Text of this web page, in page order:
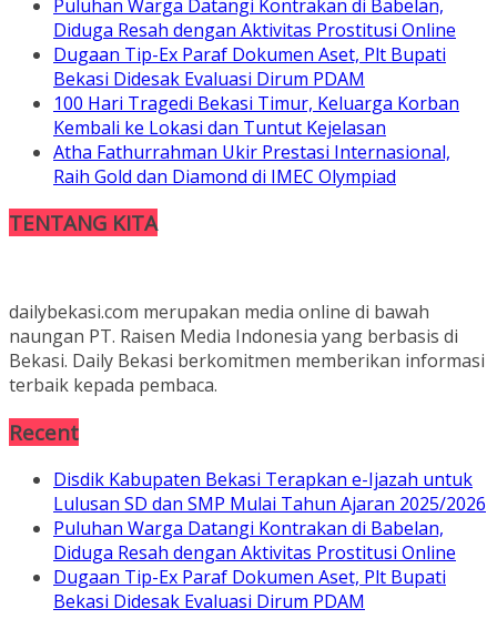
Puluhan Warga Datangi Kontrakan di Babelan,
Diduga Resah dengan Aktivitas Prostitusi Online
Dugaan Tip-Ex Paraf Dokumen Aset, Plt Bupati
Bekasi Didesak Evaluasi Dirum PDAM
100 Hari Tragedi Bekasi Timur, Keluarga Korban
Kembali ke Lokasi dan Tuntut Kejelasan
Atha Fathurrahman Ukir Prestasi Internasional,
Raih Gold dan Diamond di IMEC Olympiad
TENTANG KITA
dailybekasi.com merupakan media online di bawah
naungan PT. Raisen Media Indonesia yang berbasis di
Bekasi. Daily Bekasi berkomitmen memberikan informasi
terbaik kepada pembaca.
Recent
Disdik Kabupaten Bekasi Terapkan e-Ijazah untuk
Lulusan SD dan SMP Mulai Tahun Ajaran 2025/2026
Puluhan Warga Datangi Kontrakan di Babelan,
Diduga Resah dengan Aktivitas Prostitusi Online
Dugaan Tip-Ex Paraf Dokumen Aset, Plt Bupati
Bekasi Didesak Evaluasi Dirum PDAM